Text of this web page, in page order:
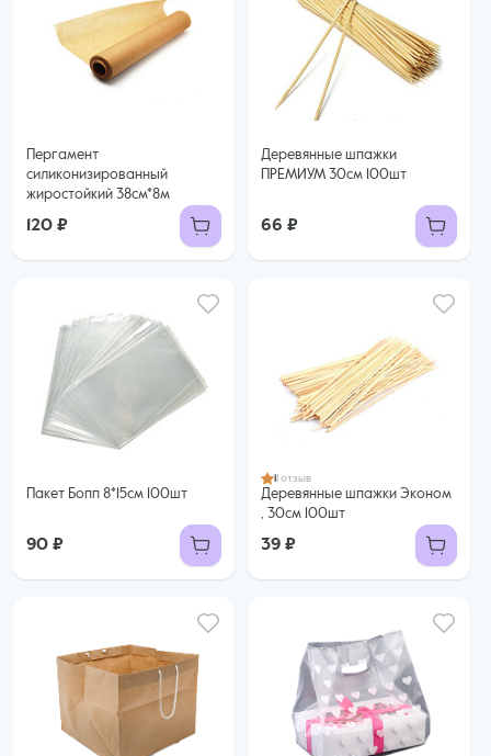
Пергамент
силиконизированный
жиростойкий 38см*8м
120 ₽
Деревянные шпажки
ПРЕМИУМ 30см 100шт
66 ₽
Пакет Бопп 8*15см 100шт
90 ₽
1 1 отзыв
Деревянные шпажки Эконом
, 30см 100шт
39 ₽